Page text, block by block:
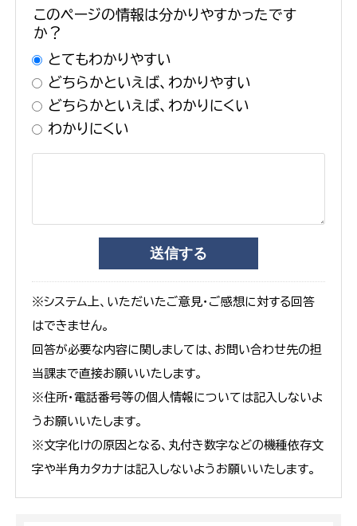
このページの情報は分かりやすかったです
か？
とてもわかりやすい
どちらかといえば、わかりやすい
どちらかといえば、わかりにくい
わかりにくい
※システム上、いただいたご意見・ご感想に対する回答
はできません。
回答が必要な内容に関しましては、お問い合わせ先の担
当課まで直接お願いいたします。
※住所・電話番号等の個人情報については記入しないよ
うお願いいたします。
※文字化けの原因となる、丸付き数字などの機種依存文
字や半角カタカナは記入しないようお願いいたします。